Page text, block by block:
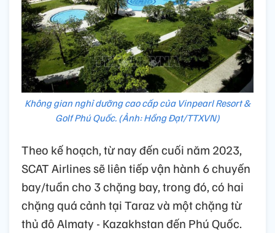
Không gian nghỉ dưỡng cao cấp của Vinpearl Resort &
Golf Phú Quốc. (Ảnh: Hồng Đạt/TTXVN)
Theo kế hoạch, từ nay đến cuối năm 2023,
SCAT Airlines sẽ liên tiếp vận hành 6 chuyến
bay/tuần cho 3 chặng bay, trong đó, có hai
chặng quá cảnh tại Taraz và một chặng từ
thủ đô Almaty - Kazakhstan đến Phú Quốc.